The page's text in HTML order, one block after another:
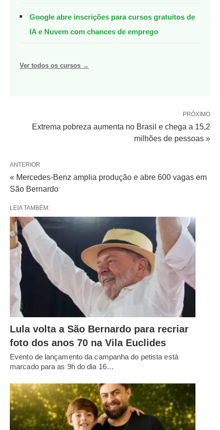
Google abre inscrições para cursos gratuitos de
IA e Nuvem com chances de emprego
Ver todos os cursos →
PRÓXIMO
Extrema pobreza aumenta no Brasil e chega a 15,2
milhões de pessoas »
ANTERIOR
« Mercedes-Benz amplia produção e abre 600 vagas em
São Bernardo
LEIA TAMBÉM:
Lula volta a São Bernardo para recriar
foto dos anos 70 na Vila Euclides
Evento de lançamento da campanha do petista está
marcado para as 9h do dia 16…